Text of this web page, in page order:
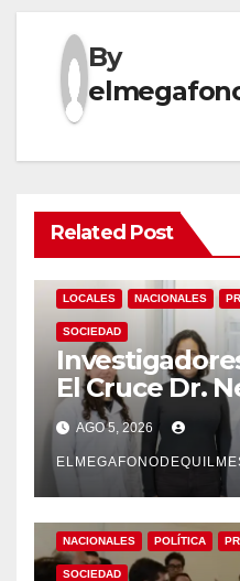
By
Related Post
LOCALES NACIONALES
SOCIEDAD
El Cruce Dr.
desarrollan
pionero sobre
demencias
AGO 5, 2026
NACIONALES POLÍTICA
SOCIEDAD